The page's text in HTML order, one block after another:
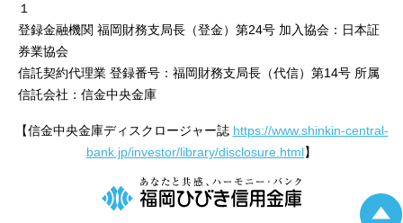
１
登録金融機関 福岡財務支局長（登金）第24号 加入協会：日本証
券業協会
信託契約代理業 登録番号：福岡財務支局長（代信）第14号 所属
信託会社：信金中央金庫
【信金中央金庫ディスクロージャー誌 https://www.shinkin-central-
bank.jp/investor/library/disclosure.html】